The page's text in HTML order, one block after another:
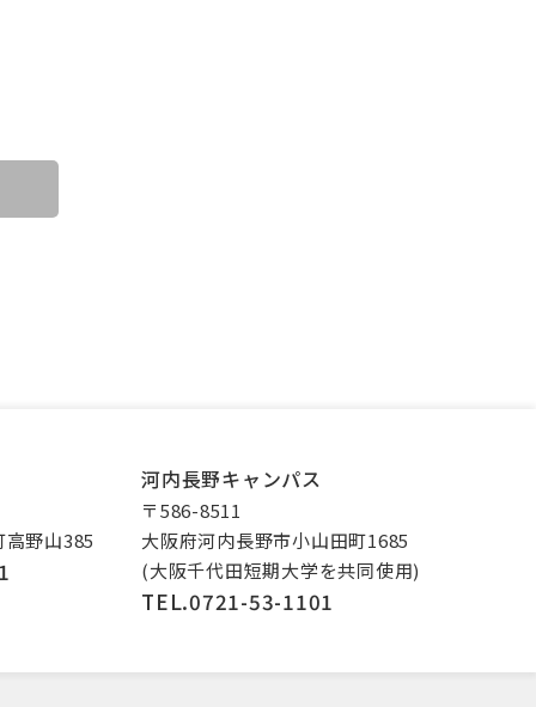
野山385
河内長野キャンパス
〒586-8511
大阪府河内長野市小山田町1685
(大阪千代田短期大学を共同使用)
TEL.0721-53-1101